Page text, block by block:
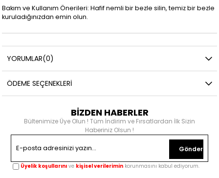
Bakım ve Kullanım Önerileri: Hafif nemli bir bezle silin, temiz bir bezle
kuruladığınızdan emin olun.
YORUMLAR(0)
ÖDEME SEÇENEKLERI
BİZDEN HABERLER
Bültenimize Üye Olun ! Tüm İndirim ve Fırsatlardan İlk Sizin
Haberiniz Olsun !
Gönder
Üyelik koşullarını ve kişisel verilerimin korunmasını kabul ediyorum.